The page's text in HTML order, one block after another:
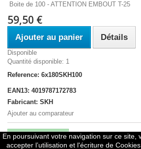
Boite de 100 - ATTENTION EMBOUT T-25
59,50 €
Ajouter au panier Détails
Disponible
Quantité disponible: 1
Reference: 6x180SKH100
EAN13: 4019787172783
Fabricant: SKH
Ajouter au comparateur
Comparer ( 0)
En poursuivant votre navigation sur ce site,
accepter l’utilisation et l'écriture de